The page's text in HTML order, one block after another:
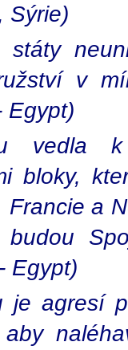
Sýrie)
státy
v
Egypt)
vedla
bloky,
Francie a
budou
Egypt)
je agresí